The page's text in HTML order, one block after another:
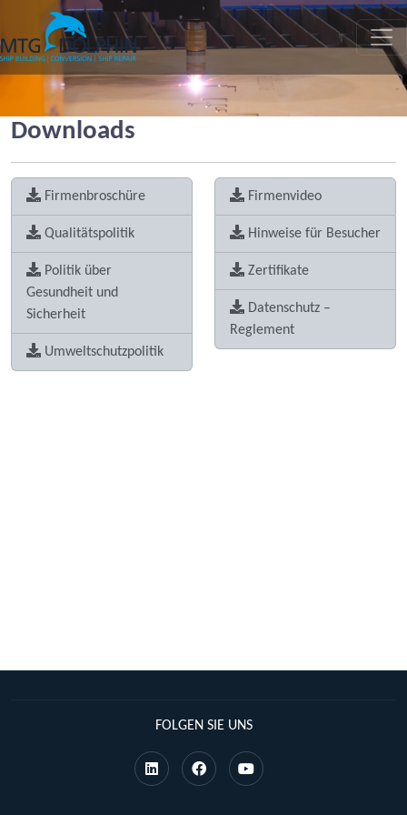
MTG DOLPHIN
Downloads
Firmenbroschüre
Qualitätspolitik
Politik über
Gesundheit und
Sicherheit
Umweltschutzpolitik
Firmenvideo
Hinweise für Besucher
Zertifikate
Datenschutz –
Reglement
FOLGEN SIE UNS